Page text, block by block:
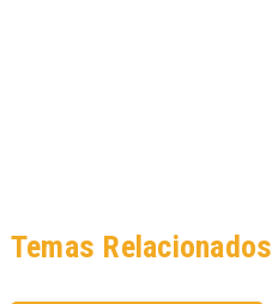
Temas Relacionados